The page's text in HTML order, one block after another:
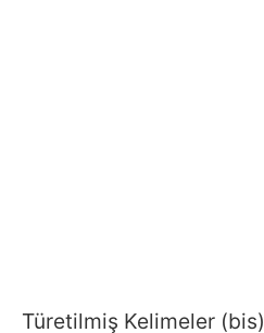
Türetilmiş Kelimeler (bis)